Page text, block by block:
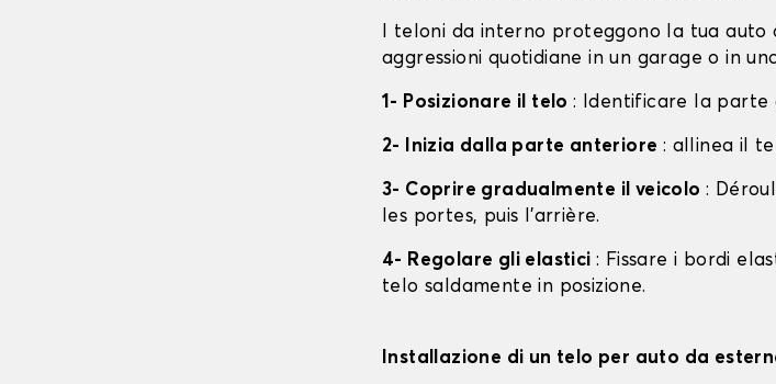
I teloni da interno proteggono la tua auto
aggressioni quotidiane in un garage o in
1- Posizionare il telo: Identificare la parte
2- Inizia dalla parte anteriore : allinea il
3- Coprire gradualmente il veicolo :
les portes, puis l'arrière.
4- Regolare gli elastici : Fissare i bordi
telo saldamente in posizione.
Installazione di un telo per auto da